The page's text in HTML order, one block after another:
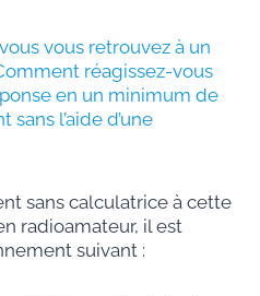
vous retrouvez à un
réagissez-vous
en un minimum de
l’aide d’une
sans calculatrice à cette
radioamateur, il est
suivant :